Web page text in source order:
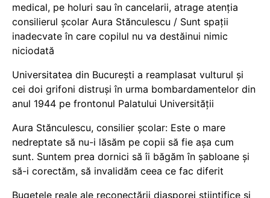
medical, pe holuri sau în cancelarii, atrage atenția
consilierul școlar Aura Stănculescu / Sunt spații
inadecvate în care copilul nu va destăinui nimic
niciodată
Universitatea din București a reamplasat vulturul și
cei doi grifoni distruși în urma bombardamentelor din
anul 1944 pe frontonul Palatului Universității
Aura Stănculescu, consilier școlar: Este o mare
nedreptate să nu-i lăsăm pe copii să fie așa cum
sunt. Suntem prea dornici să îi băgăm în șabloane și
să-i corectăm, să invalidăm ceea ce fac diferit
Bugetele reale ale reconectării diasporei științifice și